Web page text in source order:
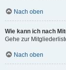
Nach oben
Wie kann ich nach
Gehe zur
Nach oben